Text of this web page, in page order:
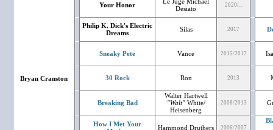
Bryan Cranston
Your Honor
Desiato
2020/...
Philip K. Dick's Electric
Dreams
Silas 2017
Sneaky Pete Vance 2015/2017
30 Rock Ron 2013
Breaking Bad
Walter Hartwell
"Walt"White/
Heisenberg
2008/2013
How I Met Your
Hammond Druthers 2006/2007